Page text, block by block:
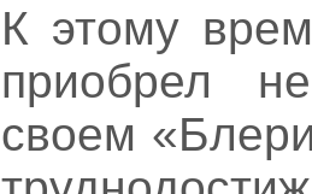
К этому
приобрел
своем